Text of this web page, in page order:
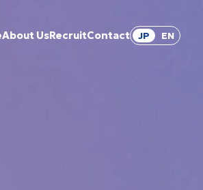
About UsRecruitContact JP EN